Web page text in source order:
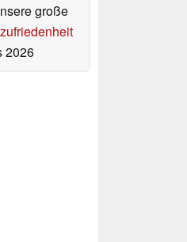
große
2026